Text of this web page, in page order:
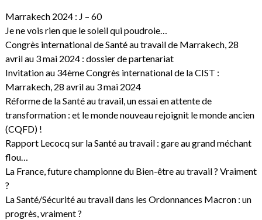
Marrakech 2024 : J – 60
Je ne vois rien que le soleil qui poudroie…
Congrès international de Santé au travail de Marrakech, 28
avril au 3 mai 2024 : dossier de partenariat
Invitation au 34ème Congrès international de la CIST :
Marrakech, 28 avril au 3 mai 2024
Réforme de la Santé au travail, un essai en attente de
transformation : et le monde nouveau rejoignit le monde ancien
(CQFD) !
Rapport Lecocq sur la Santé au travail : gare au grand méchant
flou…
La France, future championne du Bien-être au travail ? Vraiment
?
La Santé/Sécurité au travail dans les Ordonnances Macron : un
progrès, vraiment ?